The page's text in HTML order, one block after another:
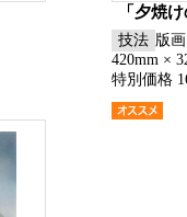
「夕焼け
技法 版画
420mm ×
特別価格